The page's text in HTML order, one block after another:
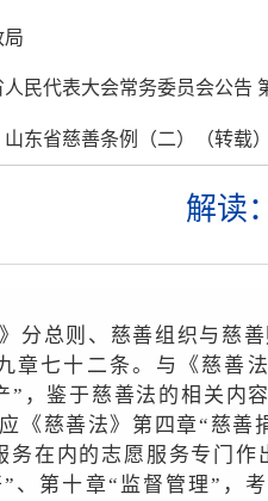
局
人民代表大会常务委员会公告
山东省慈善条例（二）（转载
解读
》分总则、慈善组织与慈
章七十二条。与《慈善
”，鉴于慈善法的相关内
《慈善法》第四章“慈
务在内的志愿服务专门
、第十章“监督管理”，